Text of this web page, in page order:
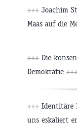
+++ Joachim
Maas auf die
+++ Die
Demokratie
+++ Identitäre
uns eskaliert